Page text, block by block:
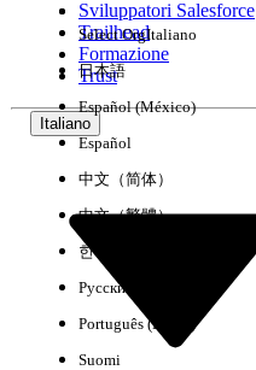
Esperienza
Sviluppatori Salesforce
Trailhead
Formazione
Trust
Italiano
Select OrgItaliano
日本語
Español (México)
Español
中文（简体）
中文（繁體）
한국어
Русский
Português (Brasil)
Suomi